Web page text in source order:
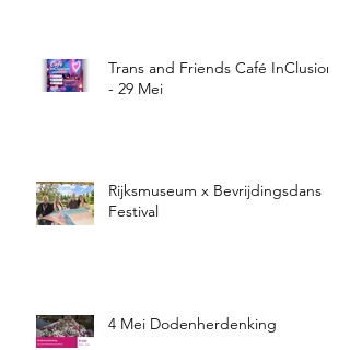
Trans and Friends Café InClusion
- 29 Mei
Rijksmuseum x Bevrijdingsdans
Festival
4 Mei Dodenherdenking